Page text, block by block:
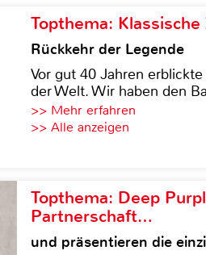
Topthema:
Rückkehr der Legende
Vor gut 40 Jahren
der Welt. Wir haben den
>> Mehr erfahren
>> Alle anzeigen
Topthema: Deep
Partnerschaft…
und präsentieren die